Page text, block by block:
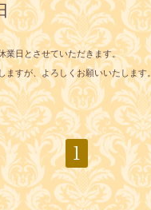
業日とさせていただきます。
ますが、よろしくお願いいたします。
1